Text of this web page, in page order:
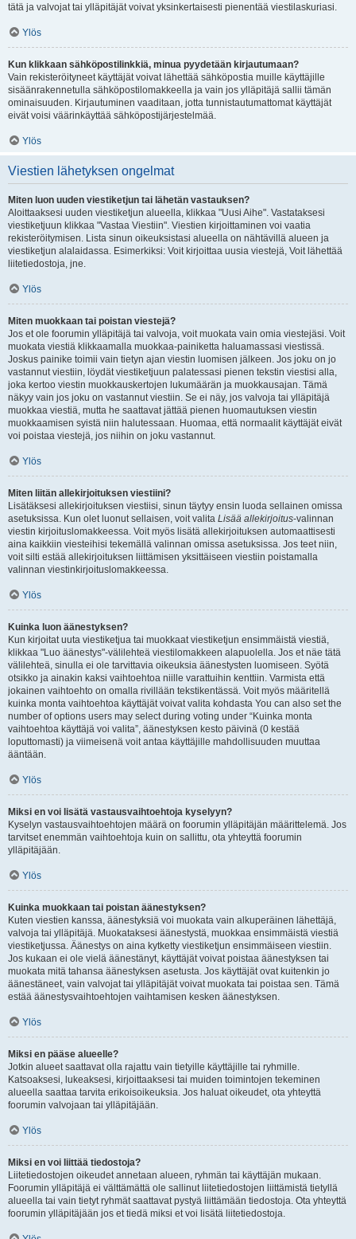
tätä ja valvojat tai ylläpitäjät voivat yksinkertaisesti pienentää viestilaskuriasi.
Ylös
Kun klikkaan sähköpostilinkkiä, minua pyydetään kirjautumaan?
Vain rekisteröityneet käyttäjät voivat lähettää sähköpostia muille käyttäjille
sisäänrakennetulla sähköpostilomakkeella ja vain jos ylläpitäjä sallii tämän
ominaisuuden. Kirjautuminen vaaditaan, jotta tunnistautumattomat käyttäjät
eivät voisi väärinkäyttää sähköpostijärjestelmää.
Ylös
Viestien lähetyksen ongelmat
Miten luon uuden viestiketjun tai lähetän vastauksen?
Aloittaaksesi uuden viestiketjun alueella, klikkaa "Uusi Aihe". Vastataksesi
viestiketjuun klikkaa "Vastaa Viestiin". Viestien kirjoittaminen voi vaatia
rekisteröitymisen. Lista sinun oikeuksistasi alueella on nähtävillä alueen ja
viestiketjun alalaidassa. Esimerkiksi: Voit kirjoittaa uusia viestejä, Voit lähettää
liitetiedostoja, jne.
Ylös
Miten muokkaan tai poistan viestejä?
Jos et ole foorumin ylläpitäjä tai valvoja, voit muokata vain omia viestejäsi. Voit
muokata viestiä klikkaamalla muokkaa-painiketta haluamassasi viestissä.
Joskus painike toimii vain tietyn ajan viestin luomisen jälkeen. Jos joku on jo
vastannut viestiin, löydät viestiketjuun palatessasi pienen tekstin viestisi alla,
joka kertoo viestin muokkauskertojen lukumäärän ja muokkausajan. Tämä
näkyy vain jos joku on vastannut viestiin. Se ei näy, jos valvoja tai ylläpitäjä
muokkaa viestiä, mutta he saattavat jättää pienen huomautuksen viestin
muokkaamisen syistä niin halutessaan. Huomaa, että normaalit käyttäjät eivät
voi poistaa viestejä, jos niihin on joku vastannut.
Ylös
Miten liitän allekirjoituksen viestiini?
Lisätäksesi allekirjoituksen viestiisi, sinun täytyy ensin luoda sellainen omissa
asetuksissa. Kun olet luonut sellaisen, voit valita Lisää allekirjoitus-valinnan
viestin kirjoituslomakkeessa. Voit myös lisätä allekirjoituksen automaattisesti
aina kaikkiin viesteihisi tekemällä valinnan omissa asetuksissa. Jos teet niin,
voit silti estää allekirjoituksen liittämisen yksittäiseen viestiin poistamalla
valinnan viestinkirjoituslomakkeessa.
Ylös
Kuinka luon äänestyksen?
Kun kirjoitat uuta viestiketjua tai muokkaat viestiketjun ensimmäistä viestiä,
klikkaa "Luo äänestys"-välilehteä viestilomakkeen alapuolella. Jos et näe tätä
välilehteä, sinulla ei ole tarvittavia oikeuksia äänestysten luomiseen. Syötä
otsikko ja ainakin kaksi vaihtoehtoa niille varattuihin kenttiin. Varmista että
jokainen vaihtoehto on omalla rivillään tekstikentässä. Voit myös määritellä
kuinka monta vaihtoehtoa käyttäjät voivat valita kohdasta You can also set the
number of options users may select during voting under “Kuinka monta
vaihtoehtoa käyttäjä voi valita”, äänestyksen kesto päivinä (0 kestää
loputtomasti) ja viimeisenä voit antaa käyttäjille mahdollisuuden muuttaa
ääntään.
Ylös
Miksi en voi lisätä vastausvaihtoehtoja kyselyyn?
Kyselyn vastausvaihtoehtojen määrä on foorumin ylläpitäjän määrittelemä. Jos
tarvitset enemmän vaihtoehtoja kuin on sallittu, ota yhteyttä foorumin
ylläpitäjään.
Ylös
Kuinka muokkaan tai poistan äänestyksen?
Kuten viestien kanssa, äänestyksiä voi muokata vain alkuperäinen lähettäjä,
valvoja tai ylläpitäjä. Muokataksesi äänestystä, muokkaa ensimmäistä viestiä
viestiketjussa. Äänestys on aina kytketty viestiketjun ensimmäiseen viestiin.
Jos kukaan ei ole vielä äänestänyt, käyttäjät voivat poistaa äänestyksen tai
muokata mitä tahansa äänestyksen asetusta. Jos käyttäjät ovat kuitenkin jo
äänestäneet, vain valvojat tai ylläpitäjät voivat muokata tai poistaa sen. Tämä
estää äänestysvaihtoehtojen vaihtamisen kesken äänestyksen.
Ylös
Miksi en pääse alueelle?
Jotkin alueet saattavat olla rajattu vain tietyille käyttäjille tai ryhmille.
Katsoaksesi, lukeaksesi, kirjoittaaksesi tai muiden toimintojen tekeminen
alueella saattaa tarvita erikoisoikeuksia. Jos haluat oikeudet, ota yhteyttä
foorumin valvojaan tai ylläpitäjään.
Ylös
Miksi en voi liittää tiedostoja?
Liitetiedostojen oikeudet annetaan alueen, ryhmän tai käyttäjän mukaan.
Foorumin ylläpitäjä ei välttämättä ole sallinut liitetiedostojen liittämistä tietyllä
alueella tai vain tietyt ryhmät saattavat pystyä liittämään tiedostoja. Ota yhteyttä
foorumin ylläpitäjään jos et tiedä miksi et voi lisätä liitetiedostoja.